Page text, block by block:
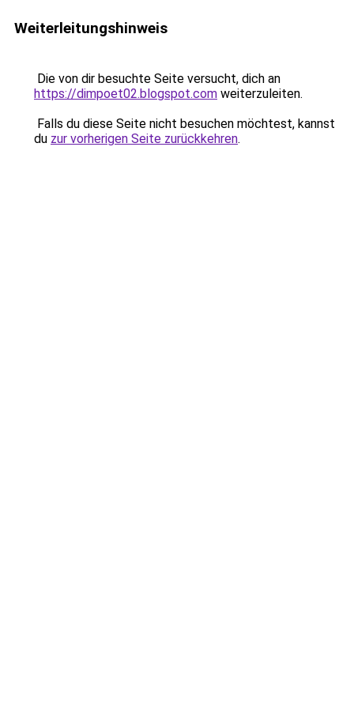
Weiterleitungshinweis
Die von dir besuchte Seite versucht, dich an
https://dimpoet02.blogspot.com weiterzuleiten.
Falls du diese Seite nicht besuchen möchtest, kannst
du zur vorherigen Seite zurückkehren.